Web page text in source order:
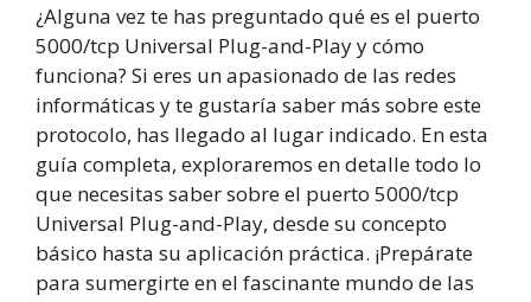
¿Alguna vez te has preguntado qué es el puerto
5000/tcp Universal Plug-and-Play y cómo
funciona? Si eres un apasionado de las redes
informáticas y te gustaría saber más sobre este
protocolo, has llegado al lugar indicado. En esta
guía completa, exploraremos en detalle todo lo
que necesitas saber sobre el puerto 5000/tcp
Universal Plug-and-Play, desde su concepto
básico hasta su aplicación práctica. ¡Prepárate
para sumergirte en el fascinante mundo de las